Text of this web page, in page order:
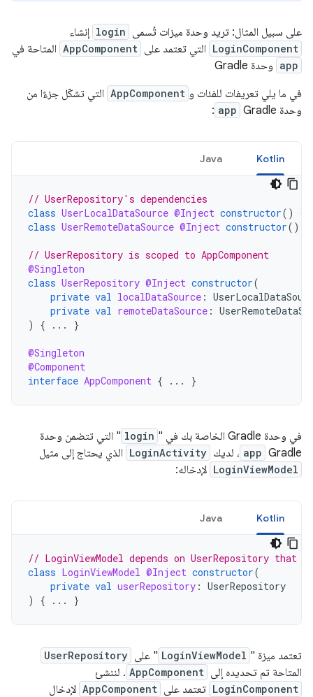
على سبيل المثال: تريد وحدة ميزات تُسمى login إنشاء
LoginComponent التي تعتمد على AppComponent المتاحة في
app وحدة Gradle
في ما يلي تعريفات للفئات و AppComponent التي تشكّل جزءًا من
وحدة Gradle
app
:
Kotlin
Java
// UserRepository's dependencies
class UserLocalDataSource @Inject constructor() {
class UserRemoteDataSource @Inject constructor()
// UserRepository is scoped to AppComponent
@Singleton
class UserRepository @Inject constructor(
private val localDataSource :
private val remoteDataSource :
)
{ ... }
@Singleton
@Component
interface AppComponent { ... }
في وحدة Gradle الخاصة بك في " login " التي تتضمن وحدة
Gradle
app ، لديك LoginActivity الذي يحتاج إلى مثيل
LoginViewModel لإدخاله:
Kotlin
Java
// LoginViewModel depends on UserRepository that is
class LoginViewModel @Inject constructor(
private val userRepository : UserRepository
)
{ ... }
تعتمد ميزة " LoginViewModel " على UserRepository
المتاحة تم تحديده إلى AppComponent . لننشئ
LoginComponent تعتمد على AppComponent لإدخال